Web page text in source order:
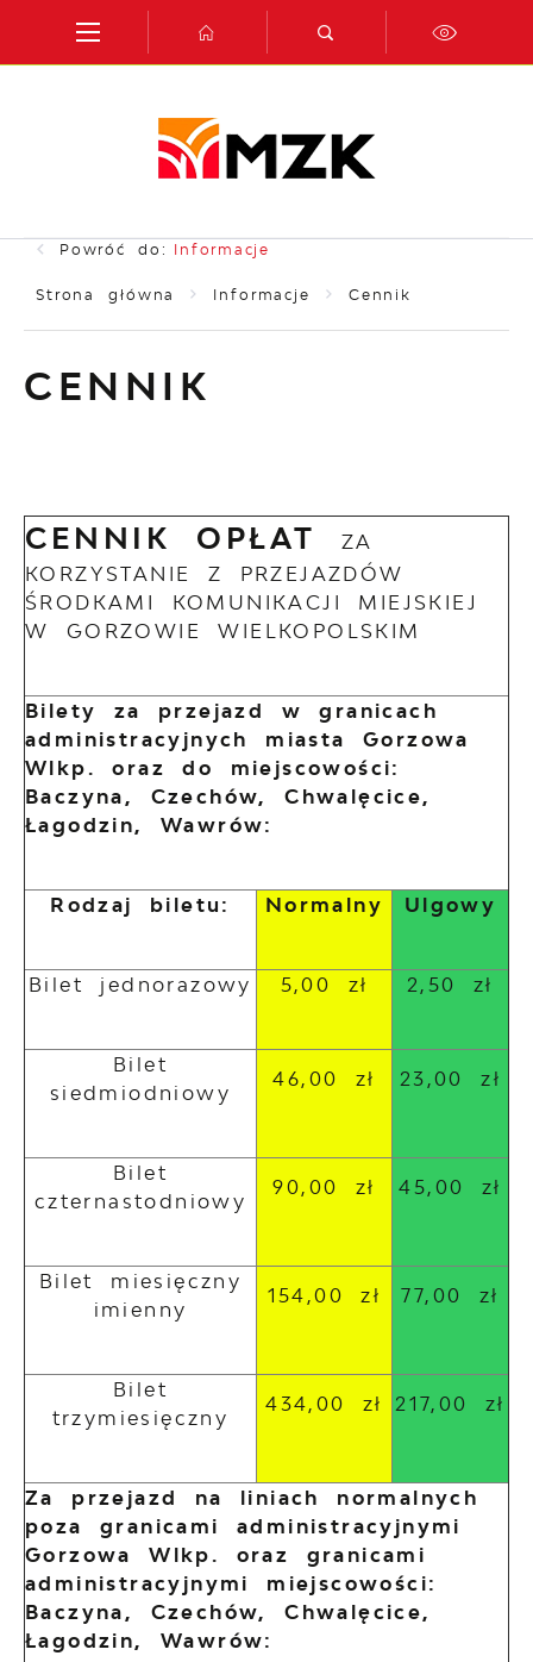
Przejdź do menu.
Przejdź do wyszukiwarki.
Przejdź do treści.
Przejdź do ustawień wielkości czcionki.
Włącz wersję kontrastową strony.
Powróć do: Informacje
Strona główna Informacje Cennik
CENNIK
CENNIK OPŁAT
ZA
KORZYSTANIE Z PRZEJAZDÓW
ŚRODKAMI KOMUNIKACJI MIEJSKIEJ
W GORZOWIE WIELKOPOLSKIM
Bilety za przejazd w granicach
administracyjnych miasta Gorzowa
Wlkp. oraz do miejscowości:
Baczyna, Czechów, Chwalęcice,
Łagodzin, Wawrów:
Rodzaj biletu: Normalny Ulgowy
Bilet jednorazowy 5,00 zł 2,50 zł
Bilet
siedmiodniowy
46,00 zł 23,00 zł
Bilet
czternastodniowy
90,00 zł 45,00 zł
Bilet miesięczny
imienny
154,00 zł 77,00 zł
Bilet
trzymiesięczny
434,00 zł 217,00 zł
Za przejazd na liniach normalnych
poza granicami administracyjnymi
Gorzowa Wlkp. oraz granicami
administracyjnymi miejscowości:
Baczyna, Czechów, Chwalęcice,
Łagodzin, Wawrów: